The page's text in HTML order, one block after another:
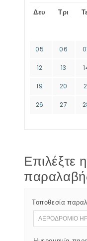
Δευ Τρι
05 06
12 13
19 20
26 27
Επιλέξτε
Τοποθεσία